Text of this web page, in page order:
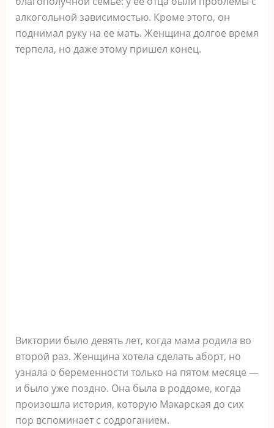
алкогольной зависимостью. Кроме этого, он
поднимал руку на ее мать. Женщина долгое время
терпела, но даже этому пришел конец.
Виктории было девять лет, когда мама родила во
второй раз. Женщина хотела сделать аборт, но
узнала о беременности только на пятом месяце —
и было уже поздно. Она была в роддоме, когда
произошла история, которую Макарская до сих
пор вспоминает с содроганием.